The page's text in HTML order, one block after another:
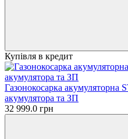
Купівля в кредит
Газонокосарка акумуляторна
акумулятора та ЗП
32 999.0 грн